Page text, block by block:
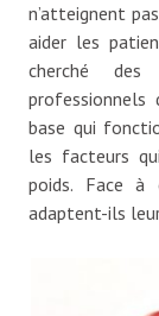
n’atteignent
aider les
cherché des
base qui
les facteurs
poids. Face à
adaptent-ils